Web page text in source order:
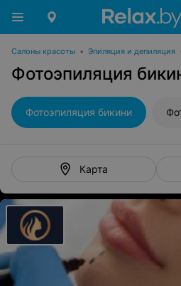
Салоны красоты • Эпиляция и депиляция
Фотоэпиляция
Фотоэпиляция бикини
Карта